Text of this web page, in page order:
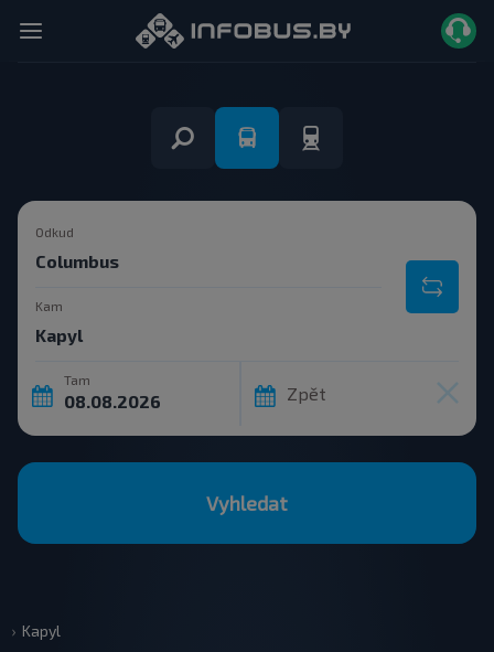
Odkud
Kam
Tam
Zpět
Vyhledat
Kapyl